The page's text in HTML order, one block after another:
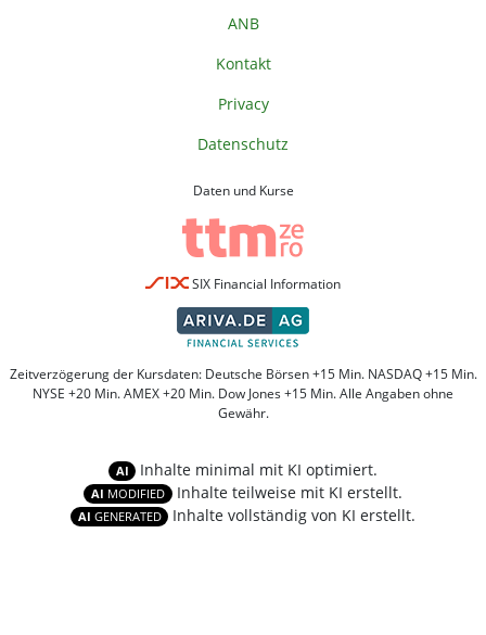
ANB
Kontakt
Privacy
Datenschutz
Daten und Kurse
SIX Financial Information
Zeitverzögerung der Kursdaten: Deutsche Börsen +15 Min. NASDAQ +15 Min.
NYSE +20 Min. AMEX +20 Min. Dow Jones +15 Min. Alle Angaben ohne
Gewähr.
AI Inhalte minimal mit KI optimiert.
AI MODIFIED Inhalte teilweise mit KI erstellt.
AI GENERATED Inhalte vollständig von KI erstellt.